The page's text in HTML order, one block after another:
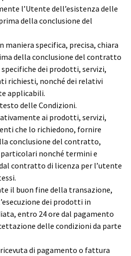
l’Utente dell’esistenza delle
della conclusione del
maniera specifica, precisa, chiara
della conclusione del contratto
dei prodotti, servizi,
richiesti, nonché dei relativi
applicabili.
delle Condizioni.
ai prodotti, servizi,
che lo richiedono, fornire
conclusione del contratto,
nonché termini e
contratto di licenza per l’utente
il buon fine della transazione,
dei prodotti in
entro 24 ore dal pagamento
delle condizioni da parte
di pagamento o fattura